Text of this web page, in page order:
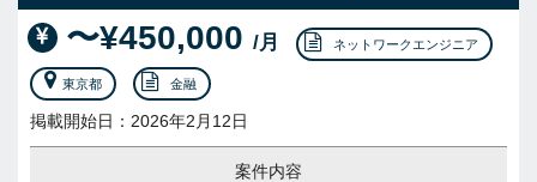
〜¥450,000 /月 ネットワークエンジニア
東京都 金融
掲載開始日：2026年2月12日
案件内容